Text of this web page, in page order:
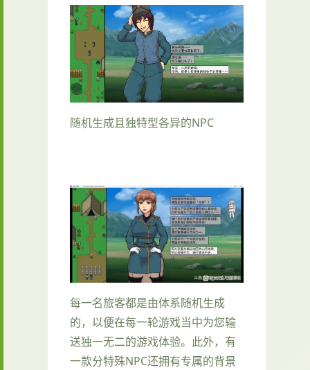
随机生成且独特型各异的NPC
每一名旅客都是由体系随机生成
的，以便在每一轮游戏当中为您输
送独一无二的游戏体验。此外，有
一款分特殊NPC还拥有专属的背景